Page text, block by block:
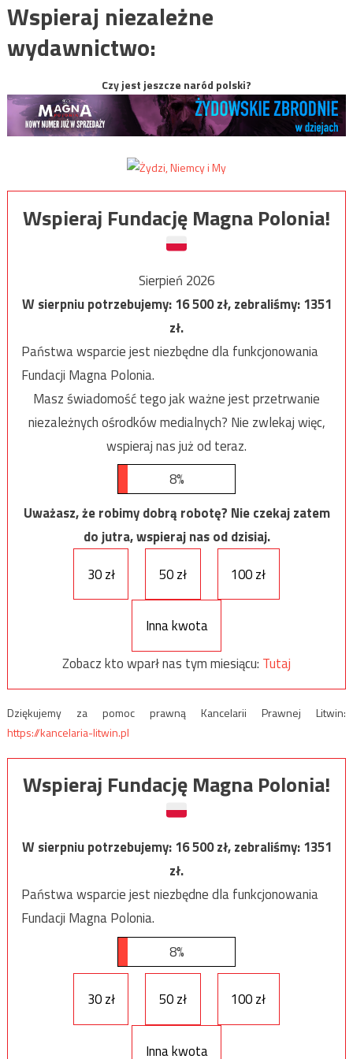
Wspieraj niezależne
wydawnictwo:
Czy jest jeszcze naród polski?
Wspieraj Fundację Magna Polonia!
Sierpień 2026
W sierpniu potrzebujemy:16 500zł, zebraliśmy:1351
zł.
Państwa wsparcie jest niezbędne dla funkcjonowania
Fundacji Magna Polonia.
Masz świadomość tego jak ważne jest przetrwanie
niezależnych ośrodków medialnych? Nie zwlekaj więc,
wspieraj nas już od teraz.
8%
Uważasz, że robimy dobrą robotę? Nie czekaj zatem
do jutra, wspieraj nas od dzisiaj.
30 zł
50 zł 100 zł
Inna kwota
Zobacz kto wparł nas tym miesiącu: Tutaj
Dziękujemy za pomoc prawną Kancelarii Prawnej Litwin:
https://kancelaria-litwin.pl
Wspieraj Fundację Magna Polonia!
W sierpniu potrzebujemy:16 500zł, zebraliśmy:1351
zł.
Państwa wsparcie jest niezbędne dla funkcjonowania
Fundacji Magna Polonia.
8%
30 zł 50 zł 100 zł
Inna kwota